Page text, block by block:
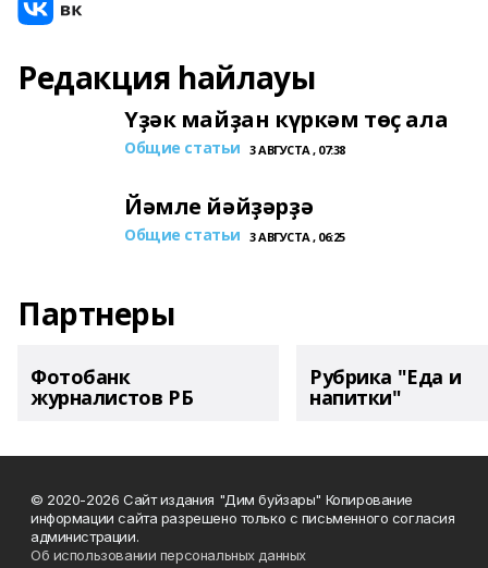
Редакция һайлауы
Үҙәк майҙан күркәм төҫ ала
Общие статьи 3 АВГУСТА , 07:38
Йәмле йәйҙәрҙә
Общие статьи 3 АВГУСТА , 06:25
Партнеры
Фотобанк
журналистов РБ
Рубрика "Еда и
напитки"
© 2020-2026 Сайт издания "Дим буйзары" Копирование
информации сайта разрешено только с письменного согласия
администрации.
Об использовании персональных данных